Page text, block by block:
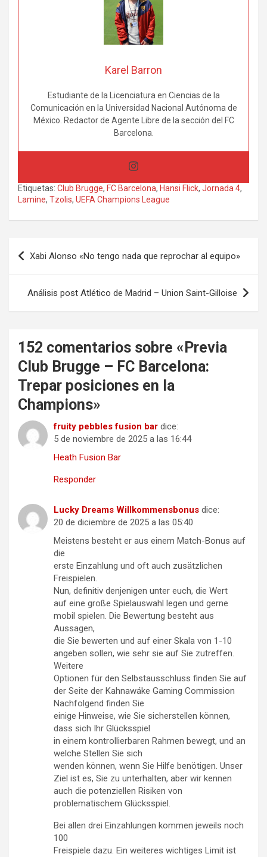
Karel Barron
Estudiante de la Licenciatura en Ciencias de la
Comunicación en la Universidad Nacional Autónoma de
México. Redactor de Agente Libre de la sección del FC
Barcelona.
Etiquetas: Club Brugge, FC Barcelona, Hansi Flick, Jornada 4,
Lamine, Tzolis, UEFA Champions League
Navegación
de
entradas
Xabi Alonso «No tengo nada que reprochar al equipo»
Análisis post Atlético de Madrid – Union Saint-Gilloise
152 comentarios sobre « Previa
Club Brugge – FC Barcelona:
Trepar posiciones en la
Champions»
fruity pebbles fusion bar dice:
5 de noviembre de 2025 a las 16:44
Heath Fusion Bar
Responder
Lucky Dreams Willkommensbonus dice:
20 de diciembre de 2025 a las 05:40
Meistens besteht er aus einem Match-Bonus auf
die
erste Einzahlung und oft auch zusätzlichen
Freispielen.
Nun, definitiv denjenigen unter euch, die Wert
auf eine große Spielauswahl legen und gerne
mobil spielen. Die Bewertung besteht aus
Aussagen,
die Sie bewerten und auf einer Skala von 1-10
angeben sollen, wie sehr sie auf Sie zutreffen.
Weitere
Optionen für den Selbstausschluss finden Sie auf
der Seite der Kahnawáke Gaming Commission
Nachfolgend finden Sie
einige Hinweise, wie Sie sicherstellen können,
dass sich Ihr Glücksspiel
in einem kontrollierbaren Rahmen bewegt, und an
welche Stellen Sie sich
wenden können, wenn Sie Hilfe benötigen. Unser
Ziel ist es, Sie zu unterhalten, aber wir kennen
auch die potenziellen Risiken von
problematischem Glücksspiel.
Bei allen drei Einzahlungen kommen jeweils noch
100
Freispiele dazu. Ein weiteres wichtiges Limit ist